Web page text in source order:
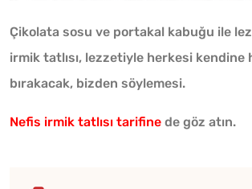
Çikolata sosu ve portakal kabuğu ile
irmik tatlısı, lezzetiyle herkesi kendine
bırakacak, bizden söylemesi.
Nefis irmik tatlısı tarifine de göz atın.